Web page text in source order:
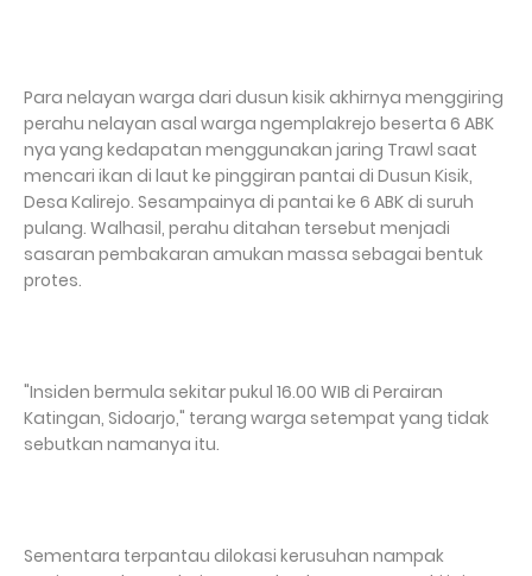
Para nelayan warga dari dusun kisik akhirnya menggiring
perahu nelayan asal warga ngemplakrejo beserta 6 ABK
nya yang kedapatan menggunakan jaring Trawl saat
mencari ikan di laut ke pinggiran pantai di Dusun Kisik,
Desa Kalirejo. Sesampainya di pantai ke 6 ABK di suruh
pulang. Walhasil, perahu ditahan tersebut menjadi
sasaran pembakaran amukan massa sebagai bentuk
protes.
"Insiden bermula sekitar pukul 16.00 WIB di Perairan
Katingan, Sidoarjo," terang warga setempat yang tidak
sebutkan namanya itu.
Sementara terpantau dilokasi kerusuhan nampak